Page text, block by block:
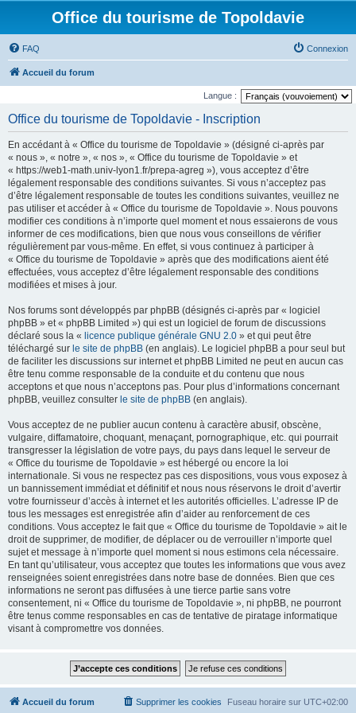
Office du tourisme de Topoldavie
FAQ Connexion
Accueil du forum
Langue :
Office du tourisme de Topoldavie - Inscription
En accédant à « Office du tourisme de Topoldavie » (désigné ci-après par
« nous », « notre », « nos », « Office du tourisme de Topoldavie » et
« https://web1-math.univ-lyon1.fr/prepa-agreg »), vous acceptez d’être
légalement responsable des conditions suivantes. Si vous n’acceptez pas
d’être légalement responsable de toutes les conditions suivantes, veuillez ne
pas utiliser et accéder à « Office du tourisme de Topoldavie ». Nous pouvons
modifier ces conditions à n’importe quel moment et nous essaierons de vous
informer de ces modifications, bien que nous vous conseillons de vérifier
régulièrement par vous-même. En effet, si vous continuez à participer à
« Office du tourisme de Topoldavie » après que des modifications aient été
effectuées, vous acceptez d’être légalement responsable des conditions
modifiées et mises à jour.
Nos forums sont développés par phpBB (désignés ci-après par « logiciel
phpBB » et « phpBB Limited ») qui est un logiciel de forum de discussions
déclaré sous la « licence publique générale GNU 2.0 » et qui peut être
téléchargé sur le site de phpBB (en anglais). Le logiciel phpBB a pour seul but
de faciliter les discussions sur internet et phpBB Limited ne peut en aucun cas
être tenu comme responsable de la conduite et du contenu que nous
acceptons et que nous n’acceptons pas. Pour plus d’informations concernant
phpBB, veuillez consulter le site de phpBB (en anglais).
Vous acceptez de ne publier aucun contenu à caractère abusif, obscène,
vulgaire, diffamatoire, choquant, menaçant, pornographique, etc. qui pourrait
transgresser la législation de votre pays, du pays dans lequel le serveur de
« Office du tourisme de Topoldavie » est hébergé ou encore la loi
internationale. Si vous ne respectez pas ces dispositions, vous vous exposez à
un bannissement immédiat et définitif et nous nous réservons le droit d’avertir
votre fournisseur d’accès à internet et les autorités officielles. L’adresse IP de
tous les messages est enregistrée afin d’aider au renforcement de ces
conditions. Vous acceptez le fait que « Office du tourisme de Topoldavie » ait le
droit de supprimer, de modifier, de déplacer ou de verrouiller n’importe quel
sujet et message à n’importe quel moment si nous estimons cela nécessaire.
En tant qu’utilisateur, vous acceptez que toutes les informations que vous avez
renseignées soient enregistrées dans notre base de données. Bien que ces
informations ne seront pas diffusées à une tierce partie sans votre
consentement, ni « Office du tourisme de Topoldavie », ni phpBB, ne pourront
être tenus comme responsables en cas de tentative de piratage informatique
visant à compromettre vos données.
Accueil du forum Fuseau horaire sur UTC+02:00
Supprimer les cookies